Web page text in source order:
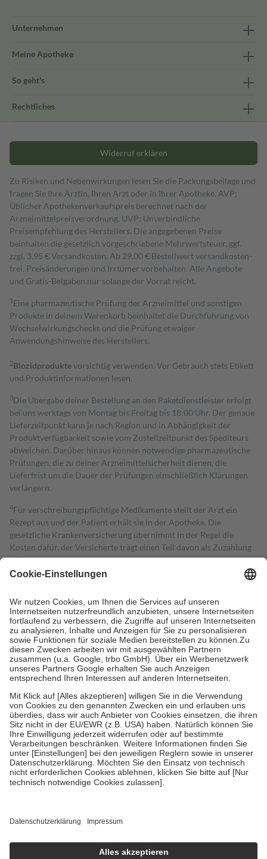
Unternehmen
Meine Apotheke
So geht's
Rechtliches
Widerruf erklären
Zu Risiken und Nebenwirkungen lesen Sie die Packungsbeilage und
fragen Sie Ihre Ärztin, Ihren Arzt oder in Ihrer Apotheke. AVP:
Üblicher Apothekenverkaufspreis berechnet nach der
Arzneimittelpreisverordnung. UVP: Unverbindliche
Preisempfehlung des Herstellers. Die angegebenen Preise
beinhalten die gesetzlich vorgeschriebene Mehrwertsteuer, ggf.
zzgl. 3,95 € Versandkosten. Ab 29,00 € Bestell­wert versand­kosten­
frei. Preisänderungen und Irrtümer vorbehalten. Alle Angebote
und Gratis-Beigaben nur solange der Vorrat reicht.
1 Eine pharmazeutische Prüfung der Arzneimittel und sonstigen
Produkte in deinem Warenkorb beinhaltet die Durchführung von
Wechselwirkungschecks und die Prüfung etwaiger
Anwendungshinweise des Herstellers.
2Biozidproduktevorsichtig verwenden. Vor Gebrauch stets Etikett
und Produktinformationen lesen.
3Die Übergabe deiner Bestellung an den Paketdienstleister erfolgt
bei uns werktags von Montag bis Freitag bis 18:00 Uhr. Der genaue
Lieferzeitpunkt kann je nach Region und in Abhängigkeit der
Produktverfügbarkeit sowie vom Zustellzeitpunkt des Spediteurs
abweichen. Darüber hinaus können notwendige pharmazeutische
Prüfungen, die zu deiner Arzneimittelsicherheit dienen, die
Lieferfrist um die Dauer der Prüfungen einschließlich Klärungen
verlängern.
4Für verschreibungspflichtige Medikamente stellt der Arzt ein
Rezept aus und der Patient erhält sie in der Apotheke. Die
gesetzliche Krankenversicherung übernimmt in der Regel die
Kosten dafür, der Versicherte trägt einen Teil davon als Zuzahlung
mit.
Grundsätzlich leisten Mitglieder Zuzahlungen in Höhe von zehn
höchstens zehn Euro.
Es sind jedoch nie mehr als die tatsächlichen
Kosten der Leistung zu entrichten.
Diese Regeln gelten grundsätzlich auch für Online-Apotheken.
Bei Heilmitteln und häuslicher Krankenpflege beträgt die
Zuzahlung zehn Prozent der Kosten sowie zehn Euro je
Verordnung.
Um das Engagement der Versicherten für ihre eigene Gesundheit zu
stärken und die besondere Stellung der Familie zu unterstützen,
fallenkeine Zuzahlungenan bei:
• Kindern und Jugendlichen bis zum vollendeten 18. Lebensjahr
mit Ausnahme der Fahrkosten
• Untersuchungen zur Vorsorge und Früherkennung, die von der
GKV getragen werden
• empfohlenen Schutzimpfungen
• Harn- und Blutteststreifen
getroffen, um sicherzustellen, dass es sich um echte Bewertungen
https://help.etrusted.com/hc/de/articles/4419944605341